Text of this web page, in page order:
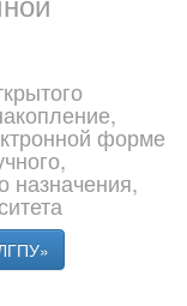
форме
назначения,